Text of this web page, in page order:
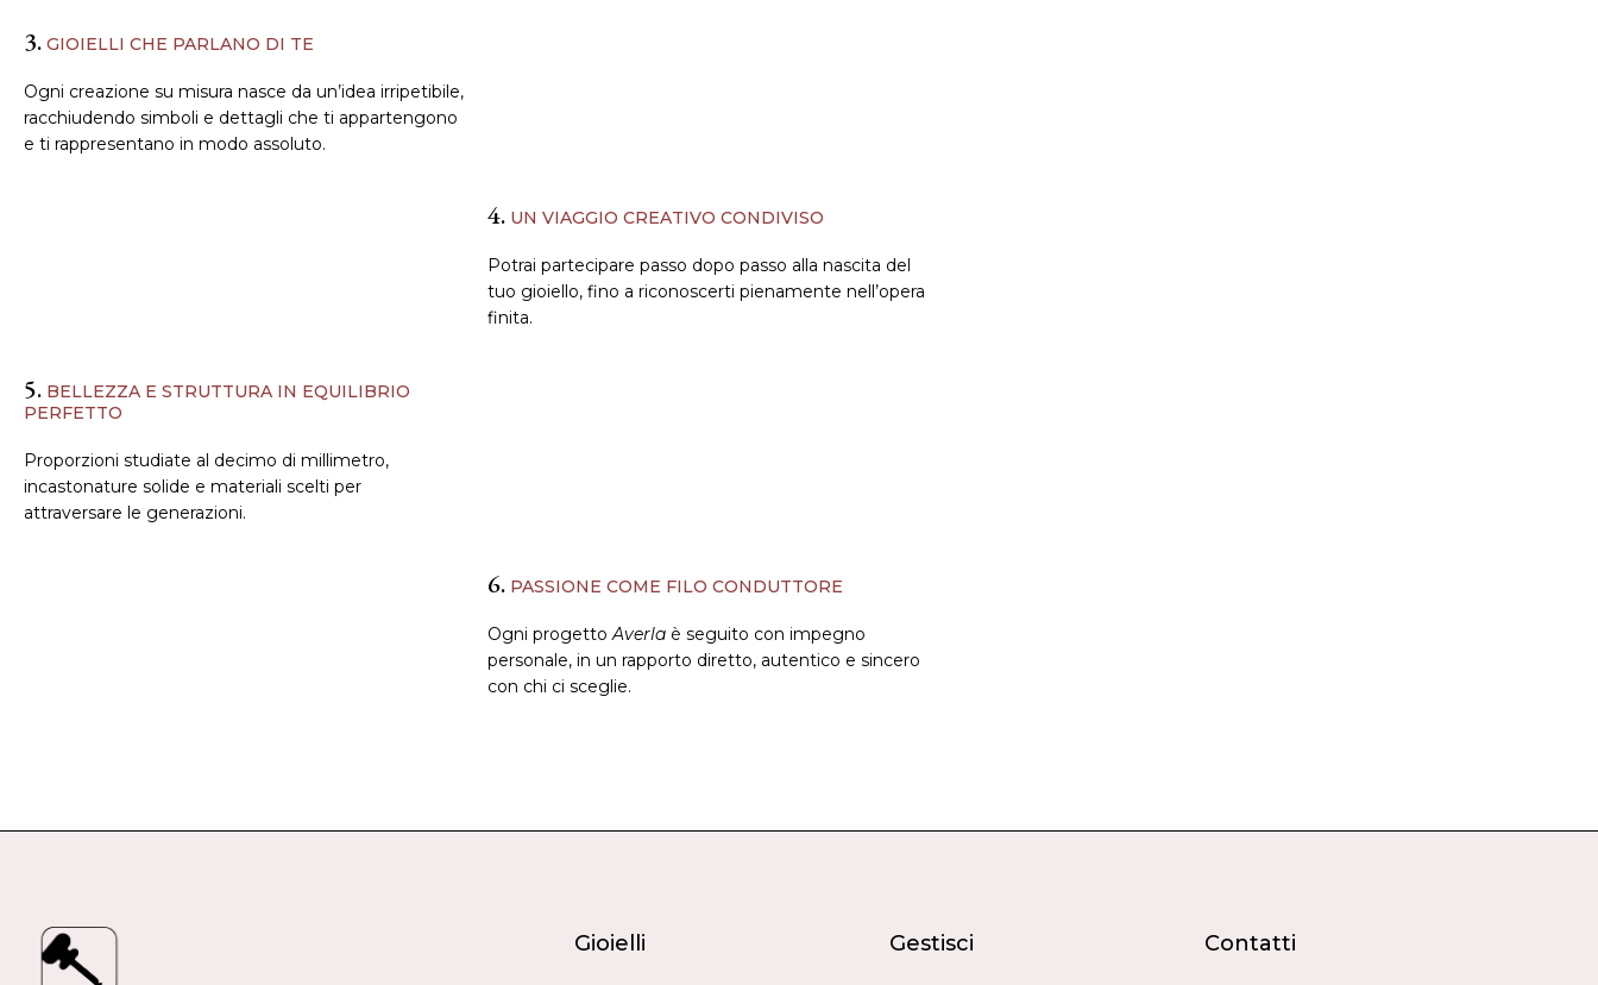
3. GIOIELLI CHE PARLANO DI TE
Ogni creazione su misura nasce da un’idea irripetibile,
racchiudendo simboli e dettagli che ti appartengono
e ti rappresentano in modo assoluto.
4. UN VIAGGIO CREATIVO CONDIVISO
Potrai partecipare passo dopo passo alla nascita del
tuo gioiello, fino a riconoscerti pienamente nell’opera
finita.
5. BELLEZZA E STRUTTURA IN EQUILIBRIO
PERFETTO
Proporzioni studiate al decimo di millimetro,
incastonature solide e materiali scelti per
attraversare le generazioni.
6. PASSIONE COME FILO CONDUTTORE
Ogni progettoAverla è seguito con impegno
personale, in un rapporto diretto, autentico e sincero
con chi ci sceglie.
Gioielli Gestisci Contatti